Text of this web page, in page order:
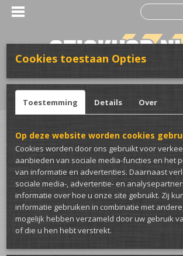
Inloggen Registreren
Home >Kleding>Bedrijfskleding>Accesoires
Grote aantallen nodig? of een
maat? Er is van alles mogelijk,
even contact met ons
Sorteer op:
Cookies toestaan Opties
Toestemming Details Over
Op deze website worden cookies
Cookies worden door ons gebruikt voor
aanbieden van sociale media-functies en het
van informatie en advertenties. Daarnaast
sociale media-, advertentie- en
informatie over hoe u onze site gebruikt. Zij
informatie gebruiken in combinatie met
mogelijk hebben verzameld door uw gebruik
of die u hen hebt verstrekt.